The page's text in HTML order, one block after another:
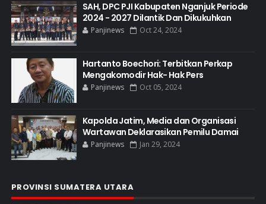
SAH, DPC PJI Kabupaten Nganjuk Periode
2024 - 2027 Dilantik Dan Dikukuhkan
Panjinews Oct 24, 2024
Hartanto Boechori: Terbitkan Perkap
Mengakomodir Hak- Hak Pers
Panjinews Oct 05, 2024
Kapolda Jatim, Media dan Organisasi
Wartawan Deklarasikan Pemilu Damai
Panjinews Jan 29, 2024
PROVINSI SUMATERA UTARA